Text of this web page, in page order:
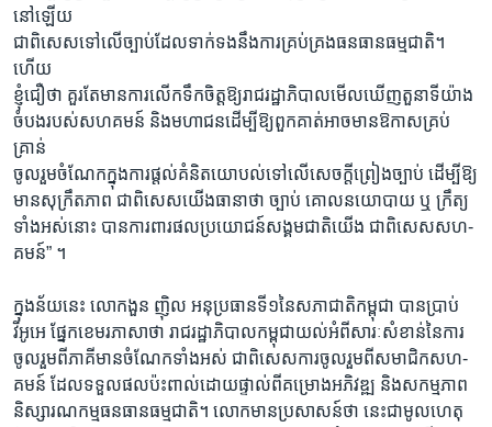
នៅឡើយ
ជាពិសេសទៅលើច្បាប់ដែលទាក់ទងនឹងការគ្រប់គ្រងធនធានធម្មជាតិ។
ហើយ
ខ្ញុំជឿថា គួរតែមានការលើកទឹកចិត្តឱ្យរាជរដ្ឋាភិបាលមើលឃើញតួនាទីយ៉ាង
ចំបងរបស់សហគមន៍ និងមហាជនដើម្បីឱ្យពួកគាត់អាចមានឱកាសគ្រប់
គ្រាន់
ចូលរួមចំណែកក្នុងការផ្តល់គំនិតយោបល់ទៅលើសេចក្តីព្រៀងច្បាប់ ដើម្បីឱ្យ
មានសុក្រឹតភាព ជាពិសេសយើងធានាថា ច្បាប់ គោលនយោបាយ ឬ ក្រឹត្យ
ទាំងអស់នោះ បានការពារផលប្រយោជន៍សង្គមជាតិយើង ជាពិសេសសហ-
គមន៍” ។
ក្នុងន័យនេះ លោកងួន ញ៉ិល អនុប្រធានទី១នៃសភាជាតិកម្ពុជា បានប្រាប់
វីអូអេ ផ្នែកខេមរភាសាថា រាជរដ្ឋាភិបាលកម្ពុជាយល់អំពីសារៈសំខាន់នៃការ
ចូលរួមពីភាគីមានចំណែកទាំងអស់ ជាពិសេសការចូលរួមពីសមាជិកសហ-
គមន៍ ដែលទទួលផលប៉ះពាល់ដោយផ្ទាល់ពីគម្រោងអភិវឌ្ឍ និងសកម្មភាព
និស្សារណកម្មធនធានធម្មជាតិ។ លោកមានប្រសាសន៍ថា នេះជាមូលហេតុ